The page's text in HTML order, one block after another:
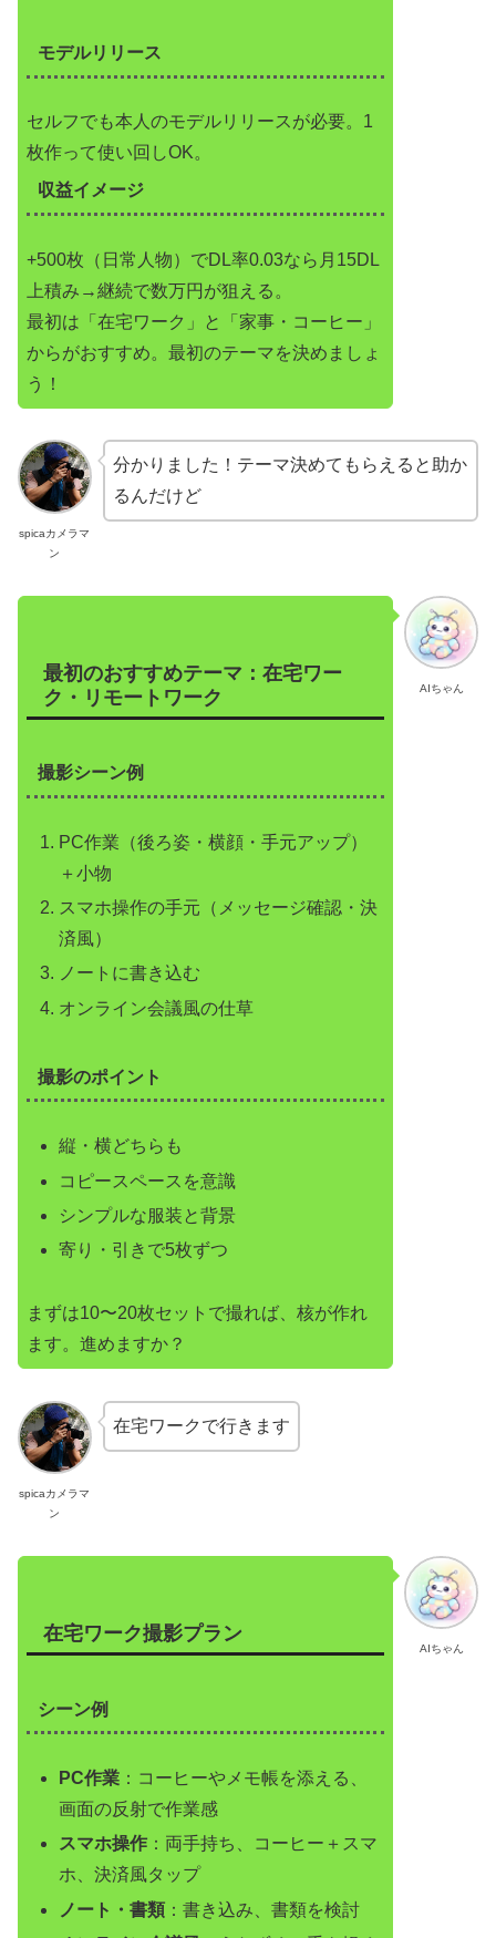
モデルリリース
セルフでも本人のモデルリリースが必要。1
枚作って使い回しOK。
収益イメージ
+500枚（日常人物）でDL率0.03なら月15DL
上積み→継続で数万円が狙える。
最初は「在宅ワーク」と「家事・コーヒー」
からがおすすめ。最初のテーマを決めましょ
う！
spicaカメラマ
ン
分かりました！テーマ決めてもらえると助か
るんだけど
AIちゃん
最初のおすすめテーマ：在宅ワー
ク・リモートワーク
撮影シーン例
PC作業（後ろ姿・横顔・手元アップ）
＋小物
スマホ操作の手元（メッセージ確認・決
済風）
ノートに書き込む
オンライン会議風の仕草
撮影のポイント
縦・横どちらも
コピースペースを意識
シンプルな服装と背景
寄り・引きで5枚ずつ
まずは10〜20枚セットで撮れば、核が作れ
ます。進めますか？
spicaカメラマ
ン
在宅ワークで行きます
AIちゃん
在宅ワーク撮影プラン
シーン例
PC作業 ：コーヒーやメモ帳を添える、
画面の反射で作業感
スマホ操作 ：両手持ち、コーヒー＋スマ
ホ、決済風タップ
ノート・書類 ：書き込み、書類を検討